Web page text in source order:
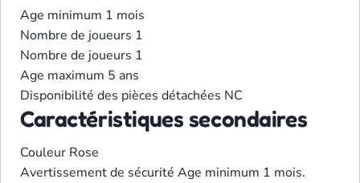
Age minimum 1 mois
Nombre de joueurs 1
Nombre de joueurs 1
Age maximum 5 ans
Disponibilité des pièces détachées NC
Caractéristiques secondaires
Couleur Rose
Avertissement de sécurité Age minimum 1 mois.